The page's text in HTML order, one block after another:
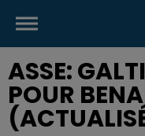
ASSE:
POUR